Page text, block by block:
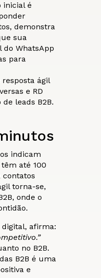
inicial é
demonstra
sua
do WhatsApp
para
ágil
e RD
leads B2B.
indicam
até 100
contatos
torna-se,
onde o
digital, afirma:
no B2B.
B2B é uma
e